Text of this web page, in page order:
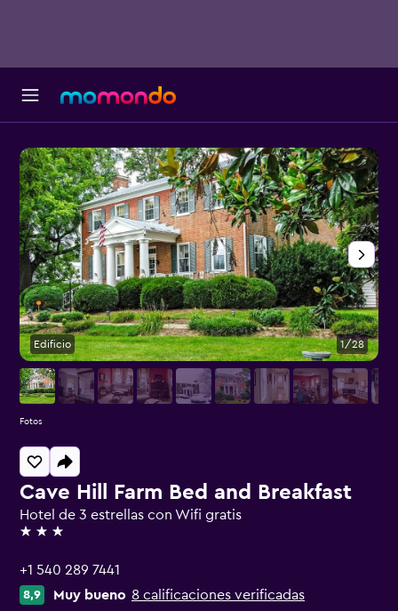
Cave Hill Farm Bed and Breakfast
Hotel de 3 estrellas con Wifi gratis
3 estrellas
+1 540 289 7441
8,9 Muy bueno 8 calificaciones verificadas
Edificio 1/28
Fotos